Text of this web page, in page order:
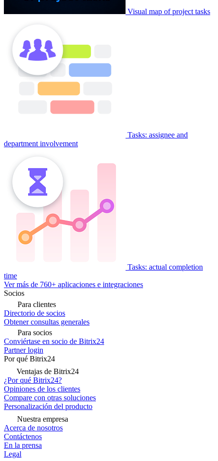
Visual map of project tasks
Tasks: assignee and
department involvement
Tasks: actual completion
time
Ver más de 760+ aplicaciones e integraciones
Socios
Para clientes
Directorio de socios
Obtener consultas generales
Para socios
Conviértase en socio de Bitrix24
Partner login
Por qué Bitrix24
Ventajas de Bitrix24
¿Por qué Bitrix24?
Opiniones de los clientes
Compare con otras soluciones
Personalización del producto
Nuestra empresa
Acerca de nosotros
Contáctenos
En la prensa
Legal